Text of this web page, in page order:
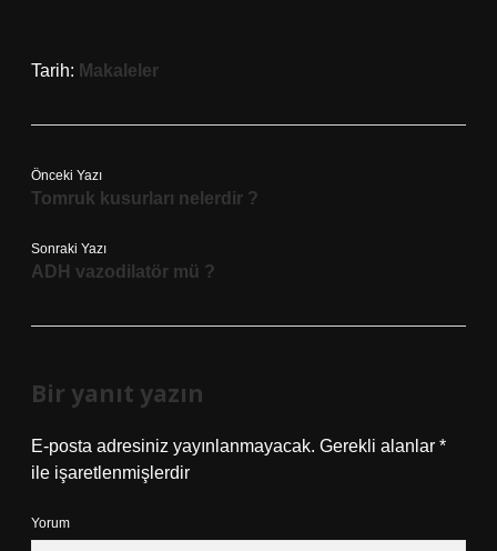
Tarih: Makaleler
Önceki Yazı
Tomruk kusurları nelerdir ?
Sonraki Yazı
ADH vazodilatör mü ?
Bir yanıt yazın
E-posta adresiniz yayınlanmayacak. Gerekli alanlar *
ile işaretlenmişlerdir
Yorum